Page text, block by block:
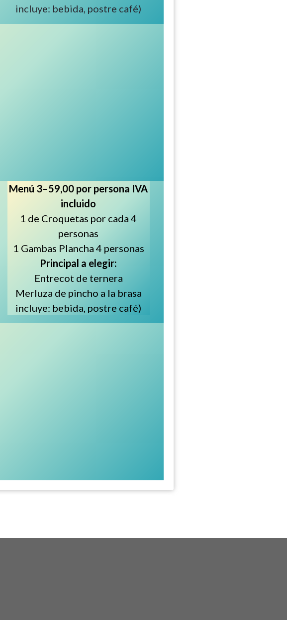
incluye: bebida, postre café)
Menú 3–59,00 por persona IVA
incluido
1 de Croquetas por cada 4
personas
1 Gambas Plancha 4 personas
Principal a elegir:
Entrecot de ternera
Merluza de pincho a la brasa
incluye: bebida, postre café)